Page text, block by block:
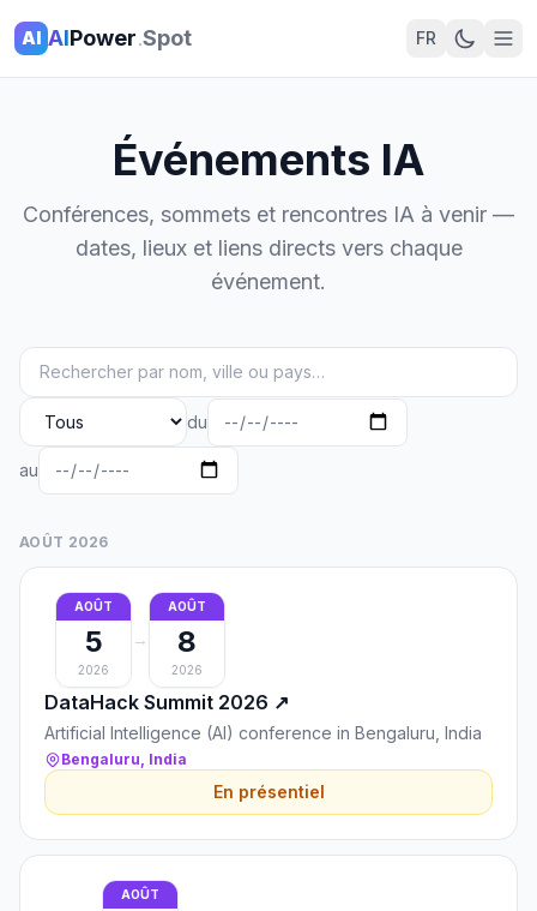
AI AIPower.Spot FR
Événements IA
Conférences, sommets et rencontres IA à venir —
dates, lieux et liens directs vers chaque
événement.
du
au
AOÛT 2026
AOÛT
5
2026
→
AOÛT
8
2026
DataHack Summit 2026 ↗
Artificial Intelligence (AI) conference in Bengaluru, India
Bengaluru, India
En présentiel
AOÛT